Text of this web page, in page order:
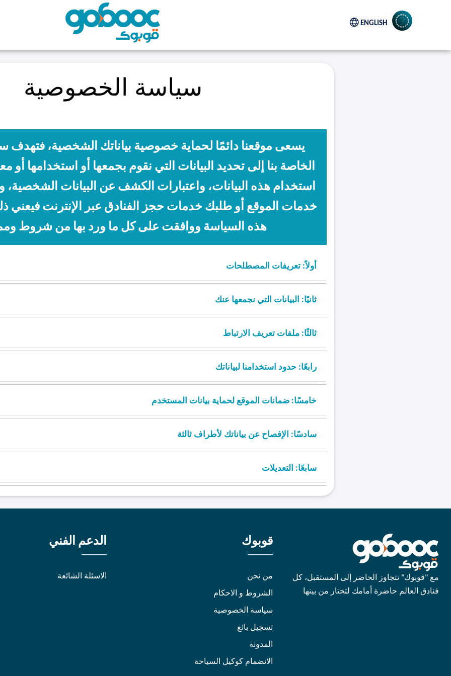
ENGLISH
سياسة الخصوصية
يسعى موقعنا دائمًا لحماية خصوصية بياناتك الشخصية، فتهدف
الخاصة بنا إلى تحديد البيانات التي نقوم بجمعها أو استخدامها أو
استخدام هذه البيانات، واعتبارات الكشف عن البيانات
خدمات الموقع أو طلبك خدمات حجز الفنادق عبر الإنترنت
هذه السياسة ووافقت على كل ما ورد بها من شروط
أولاً: تعريفات المصطلحات
ثانيًا: البيانات التي نجمعها عنك
ثالثًا: ملفات تعريف الارتباط
رابعًا: حدود استخدامنا لبياناتك
خامسًا: ضمانات الموقع لحماية بيانات المستخدم
سادسًا: الإفصاح عن بياناتك لأطراف ثالثة
سابعًا: التعديلات
مع "قوبوك" نتجاوز الحاضر إلى المستقبل، كل
فنادق العالم حاضرة أمامك لتختار من بينها
قوبوك
من نحن
الشروط و الاحكام
سياسة الخصوصية
تسجيل بائع
المدونة
الانضمام كوكيل السياحة
الدعم الفني
الاسئلة الشائعة